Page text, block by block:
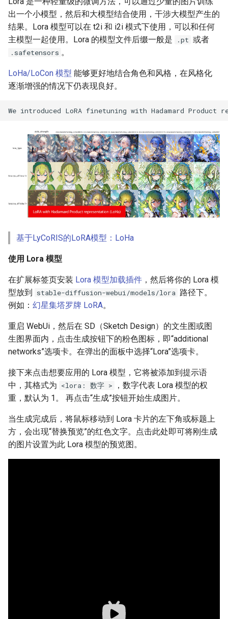
出一个小模型，然后和大模型结合使用，干涉大模型产生的
结果。Lora 模型可以在 t2i 和 i2i 模式下使用，可以和任何
主模型一起使用。Lora 的模型文件后缀一般是
.pt 或者
.safetensors 。
LoHa/LoCon 模型 能够更好地结合角色和风格，在风格化
逐渐增强的情况下仍表现良好。
基于LyCoRIS的LoRA模型：LoHa
使用 Lora 模型
在扩展标签页安装 Lora 模型加载插件 ，然后将你的 Lora 模
型放到
stable-diffusion-webui/models/lora 路径下。
例如： 幻星集塔罗牌 LoRA。
重启 WebUi，然后在 SD（Sketch Design）的文生图或图
生图界面内，点击生成按钮下的粉色图标，即“additional
networks”选项卡。在弹出的面板中选择“Lora”选项卡。
接下来点击想要应用的 Lora 模型，它将被添加到提示语
中，其格式为 <lora: 数字 >
，数字代表 Lora 模型的权
重，默认为 1。 再点击“生成”按钮开始生成图片。
当生成完成后，将鼠标移动到 Lora 卡片的左下角或标题上
方，会出现“替换预览”的红色文字。点击此处即可将刚生成
的图片设置为此 Lora 模型的预览图。